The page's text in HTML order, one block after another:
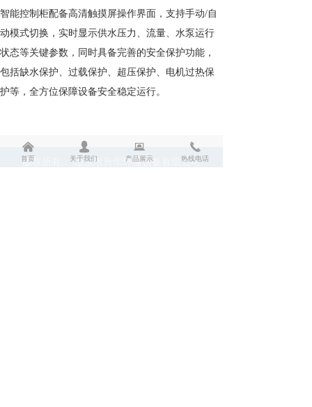
智能控制柜配备高清触摸屏操作界面，支持手动/自
动模式切换，实时显示供水压力、流量、水泵运行
状态等关键参数，同时具备完善的安全保护功能，
包括缺水保护、过载保护、超压保护、电机过热保
护等，全方位保障设备安全稳定运行。
版权所有： 山东水升华环保设备有限公司
낀
首页
넙
关于我们
뀵
产品展示
끅
热线电话